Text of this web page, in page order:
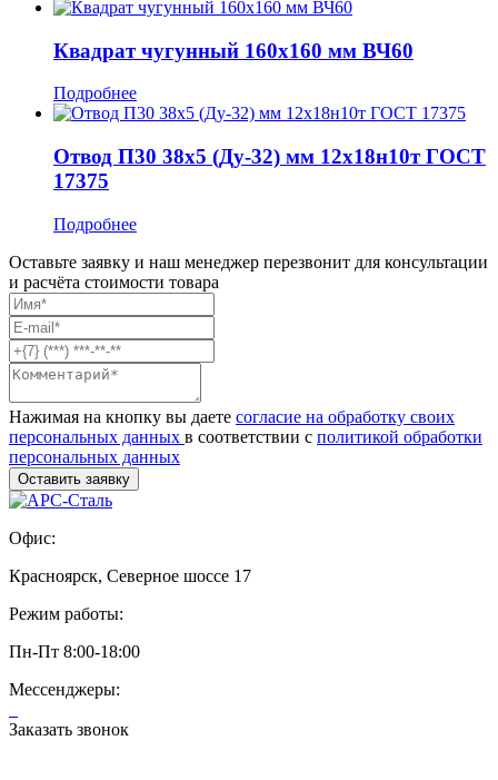
Квадрат чугунный 160x160 мм ВЧ60
Подробнее
Отвод П30 38x5 (Ду-32) мм 12х18н10т ГОСТ
17375
Подробнее
Оставьте заявку и наш менеджер перезвонит для консультации
и расчёта стоимости товара
Нажимая на кнопку вы даете согласие на обработку своих
персональных данных в соответствии с политикой обработки
персональных данных
Офис:
Красноярск, Северное шоссе 17
Режим работы:
Пн-Пт 8:00-18:00
Мессенджеры:
Заказать звонок